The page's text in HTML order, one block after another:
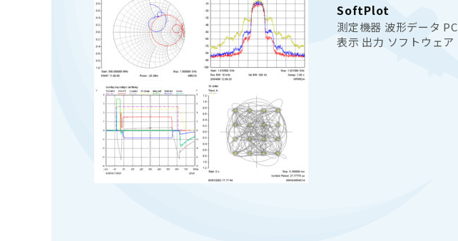
SoftPlot
測定機器 波形データ PC
表示 出力 ソフトウェア